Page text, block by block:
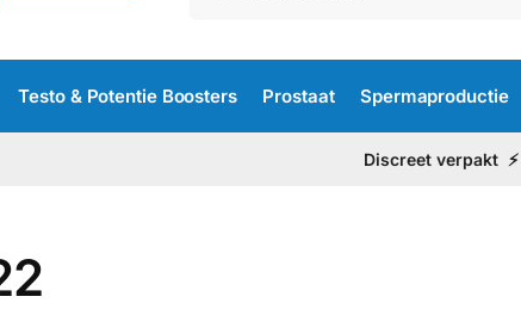
Testo & Potentie Boosters Prostaat Spermaproductie
Discreet verpakt